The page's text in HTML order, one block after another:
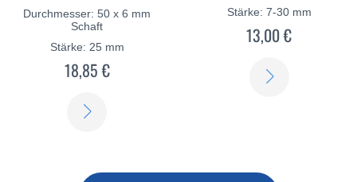
Durchmesser: 50 x 6 mm
Schaft
Stärke: 25 mm
18,85 €
Stärke: 7-30 mm
13,00 €